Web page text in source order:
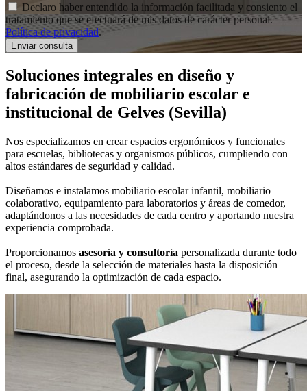
Declaro haber entendido la información facilitada y consiento el
tratamiento que se efectuará de mis datos de carácter personal.
Política de privacidad.
Soluciones integrales en diseño y
fabricación de mobiliario escolar e
institucional de Gelves (Sevilla)
Nos especializamos en crear espacios ergonómicos y funcionales
para escuelas, bibliotecas y organismos públicos, cumpliendo con
altos estándares de seguridad y calidad.
Diseñamos e instalamos mobiliario escolar infantil, mobiliario
colaborativo, equipamiento para laboratorios y áreas de comedor,
adaptándonos a las necesidades de cada centro y aportando nuestra
experiencia comprobada.
Proporcionamos asesoría y consultoría personalizada durante todo
el proceso, desde la selección de materiales hasta la disposición
final, asegurando la optimización de cada espacio.